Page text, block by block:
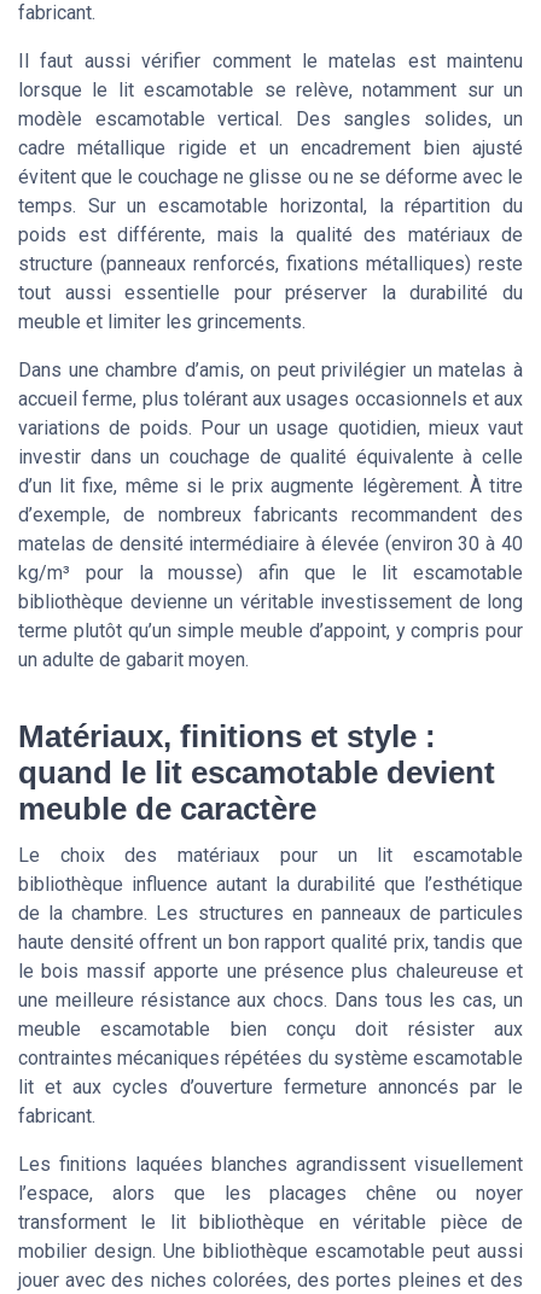
fabricant.
Il faut aussi vérifier comment le matelas est maintenu
lorsque le lit escamotable se relève, notamment sur un
modèle escamotable vertical. Des sangles solides, un
cadre métallique rigide et un encadrement bien ajusté
évitent que le couchage ne glisse ou ne se déforme avec le
temps. Sur un escamotable horizontal, la répartition du
poids est différente, mais la qualité des matériaux de
structure (panneaux renforcés, fixations métalliques) reste
tout aussi essentielle pour préserver la durabilité du
meuble et limiter les grincements.
Dans une chambre d’amis, on peut privilégier un matelas à
accueil ferme, plus tolérant aux usages occasionnels et aux
variations de poids. Pour un usage quotidien, mieux vaut
investir dans un couchage de qualité équivalente à celle
d’un lit fixe, même si le prix augmente légèrement. À titre
d’exemple, de nombreux fabricants recommandent des
matelas de densité intermédiaire à élevée (environ 30 à 40
kg/m³ pour la mousse) afin que le lit escamotable
bibliothèque devienne un véritable investissement de long
terme plutôt qu’un simple meuble d’appoint, y compris pour
un adulte de gabarit moyen.
Matériaux, finitions et style :
quand le lit escamotable devient
meuble de caractère
Le choix des matériaux pour un lit escamotable
bibliothèque influence autant la durabilité que l’esthétique
de la chambre. Les structures en panneaux de particules
haute densité offrent un bon rapport qualité prix, tandis que
le bois massif apporte une présence plus chaleureuse et
une meilleure résistance aux chocs. Dans tous les cas, un
meuble escamotable bien conçu doit résister aux
contraintes mécaniques répétées du système escamotable
lit et aux cycles d’ouverture fermeture annoncés par le
fabricant.
Les finitions laquées blanches agrandissent visuellement
l’espace, alors que les placages chêne ou noyer
transforment le lit bibliothèque en véritable pièce de
mobilier design. Une bibliothèque escamotable peut aussi
jouer avec des niches colorées, des portes pleines et des